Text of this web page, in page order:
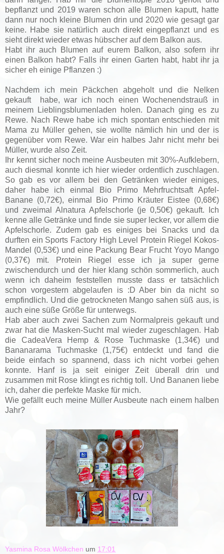
bepflanzt und 2019 waren schon alle Blumen kaputt, hatte
dann nur noch kleine Blumen drin und 2020 wie gesagt gar
keine. Habe sie natürlich auch direkt eingepflanzt und es
sieht direkt wieder etwas hübscher auf dem Balkon aus.
Habt ihr auch Blumen auf eurem Balkon, also sofern ihr
einen Balkon habt? Falls ihr einen Garten habt, habt ihr ja
sicher eh einige Pflanzen :)
Nachdem ich mein Päckchen abgeholt und die Nelken
gekauft habe, war ich noch einen Wochenendstrauß in
meinem Lieblingsblumenladen holen. Danach ging es zu
Rewe. Nach Rewe habe ich mich spontan entschieden mit
Mama zu Müller gehen, sie wollte nämlich hin und der is
gegenüber vom Rewe. War ein halbes Jahr nicht mehr bei
Müller, wurde also Zeit.
Ihr kennt sicher noch meine Ausbeuten mit 30%-Aufklebern,
auch diesmal konnte ich hier wieder ordentlich zuschlagen.
So gab es vor allem bei den Getränken wieder einiges,
daher habe ich einmal Bio Primo Mehrfruchtsaft Apfel-
Banane (0,72€), einmal Bio Primo Kräuter Eistee (0,68€)
und zweimal Alnatura Apfelschorle (je 0,50€) gekauft. Ich
kenne alle Getränke und finde sie super lecker, vor allem die
Apfelschorle. Zudem gab es einiges bei Snacks und da
durften ein Sports Factory High Level Protein Riegel Kokos-
Mandel (0,53€) und eine Packung Bear Frucht Yoyo Mango
(0,37€) mit. Protein Riegel esse ich ja super gerne
zwischendurch und der hier klang schön sommerlich, auch
wenn ich daheim feststellen musste dass er tatsächlich
schon vorgestern abgelaufen is :D Aber bin da nicht so
empfindlich. Und die getrockneten Mango sahen süß aus, is
auch eine süße Größe für unterwegs.
Hab aber auch zwei Sachen zum Normalpreis gekauft und
zwar hat die Masken-Sucht mal wieder zugeschlagen. Hab
die CadeaVera Hemp & Rose Tuchmaske (1,34€) und
Bananarama Tuchmaske (1,75€) entdeckt und fand die
beide einfach so spannend, dass ich nicht vorbei gehen
konnte. Hanf is ja seit einiger Zeit überall drin und
zusammen mit Rose klingt es richtig toll. Und Bananen liebe
ich, daher die perfekte Maske für mich.
Wie gefällt euch meine Müller Ausbeute nach einem halben
Jahr?
Yasmina Rosa Wölkchen um 17:01